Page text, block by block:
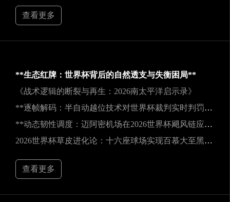
查看更多
**生态红牌：世界杯背后的自然透支与失衡困局**
《战术逻辑的断裂与再生：2026南太平洋启示录》
**逐帧解码：半自动越位技术对世界杯裁判实时判罚决策的重塑**
**动态韧性调度：迈阿密机场在2026世界杯飓风链应急中的中枢重构**
2026世界杯草皮进化论：十六座球场实现百慕大至黑麦草的生态跃迁
查看更多